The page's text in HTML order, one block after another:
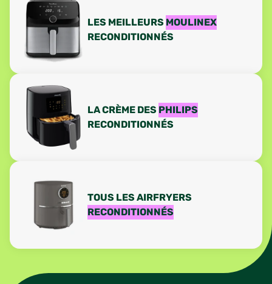
LES MEILLEURS MOULINEX
RECONDITIONNÉS
LA CRÈME DES PHILIPS
RECONDITIONNÉS
TOUS LES AIRFRYERS
RECONDITIONNÉS